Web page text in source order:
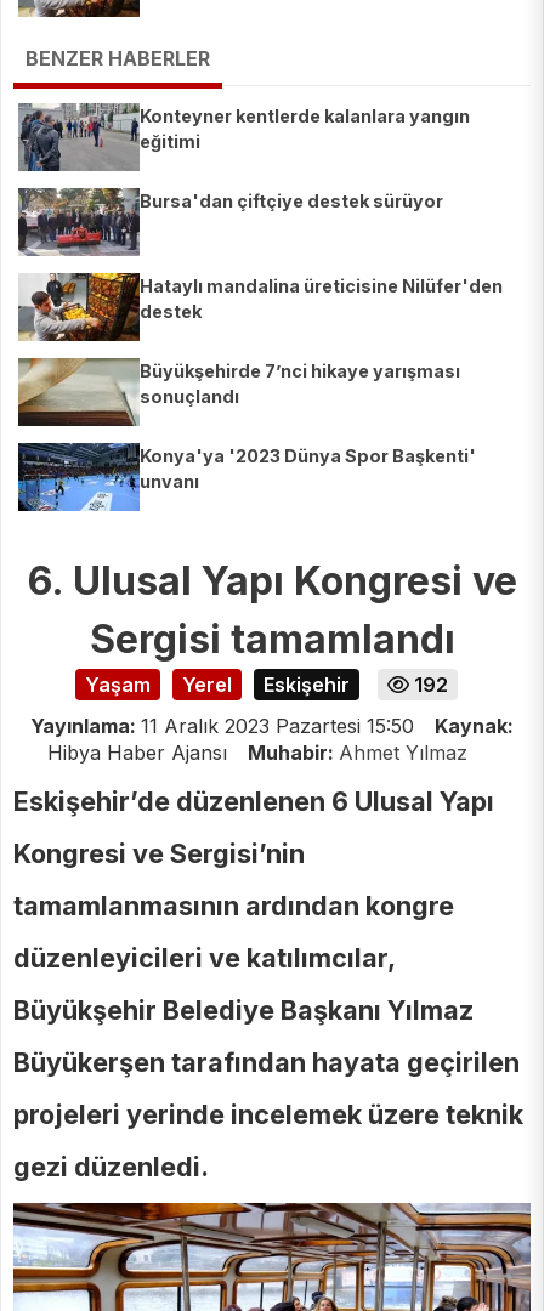
BENZER HABERLER
Konteyner kentlerde kalanlara yangın
eğitimi
Bursa'dan çiftçiye destek sürüyor
Hataylı mandalina üreticisine Nilüfer'den
destek
Büyükşehirde 7’nci hikaye yarışması
sonuçlandı
Konya'ya '2023 Dünya Spor Başkenti'
unvanı
6. Ulusal Yapı Kongresi ve
Sergisi tamamlandı
Yaşam Yerel Eskişehir
192
Yayınlama: 11 Aralık 2023 Pazartesi 15:50
Kaynak:
Hibya Haber Ajansı
Muhabir: Ahmet Yılmaz
Eskişehir’de düzenlenen 6 Ulusal Yapı
Kongresi ve Sergisi’nin
tamamlanmasının ardından kongre
düzenleyicileri ve katılımcılar,
Büyükşehir Belediye Başkanı Yılmaz
Büyükerşen tarafından hayata geçirilen
projeleri yerinde incelemek üzere teknik
gezi düzenledi.